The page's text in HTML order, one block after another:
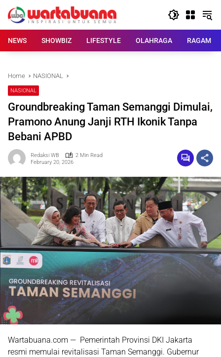
content
NEWS
SHOWBIZ LIFESTYLE OLAHRAGA RAGAM
Home NASIONAL
NASIONAL
Groundbreaking Taman Semanggi Dimulai,
Pramono Anung Janji RTH Ikonik Tanpa
Bebani APBD
Redaksi WB
2 Min Read
February 20, 2026
Wartabuana.com — Pemerintah Provinsi DKI Jakarta
resmi memulai revitalisasi Taman Semanggi. Gubernur